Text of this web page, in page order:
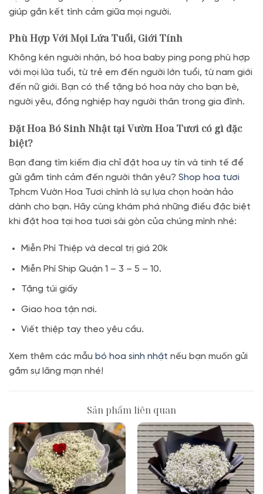
giúp gắn kết tình cảm giữa mọi người.
Phù Hợp Với Mọi Lứa Tuổi, Giới Tính
Không kén người nhận, bó hoa baby ping pong phù hợp
với mọi lứa tuổi, từ trẻ em đến người lớn tuổi, từ nam giới
đến nữ giới. Bạn có thể tặng bó hoa này cho bạn bè,
người yêu, đồng nghiệp hay người thân trong gia đình.
Đặt Hoa Bó Sinh Nhật tại Vườn Hoa Tươi có gì đặc
biệt?
Bạn đang tìm kiếm địa chỉ đặt hoa uy tín và tinh tế để
gửi gắm tình cảm đến người thân yêu? Shop hoa tươi
Tphcm Vườn Hoa Tươi chính là sự lựa chọn hoàn hảo
dành cho bạn. Hãy cùng khám phá những điều đặc biệt
khi đặt hoa tại hoa tươi sài gòn của chúng mình nhé:
Miễn Phí Thiệp và decal trị giá 20k
Miễn Phí Ship Quận 1 – 3 – 5 – 10.
Tặng túi giấy
Giao hoa tận nơi.
Viết thiệp tay theo yêu cầu.
Xem thêm các mẫu bó hoa sinh nhật nếu bạn muốn gửi
gắm sự lãng mạn nhé!
Sản phẩm liên quan